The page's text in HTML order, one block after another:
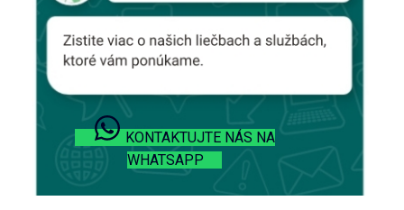
KONTAKTUJTE NÁS NA
WHATSAPP